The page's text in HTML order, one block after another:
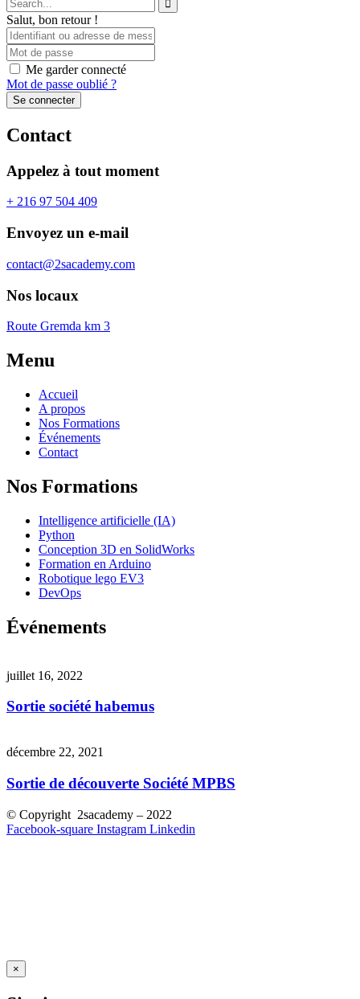
Salut, bon retour !
Me garder connecté
Mot de passe oublié ?
Se connecter
Contact
Appelez à tout moment
+ 216 97 504 409
Envoyez un e-mail
contact@2sacademy.com
Nos locaux
Route Gremda km 3
Menu
Accueil
A propos
Nos Formations
Événements
Contact
Nos Formations
Intelligence artificielle (IA)
Python
Conception 3D en SolidWorks
Formation en Arduino
Robotique lego EV3
DevOps
Événements
juillet 16, 2022
Sortie société habemus
décembre 22, 2021
Sortie de découverte Société MPBS
© Copyright 2sacademy – 2022
Facebook-square Instagram Linkedin
×